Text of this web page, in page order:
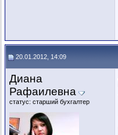
20.01.2012, 14:09
Диана
Рафаилевна
статус: старший бухгалтер